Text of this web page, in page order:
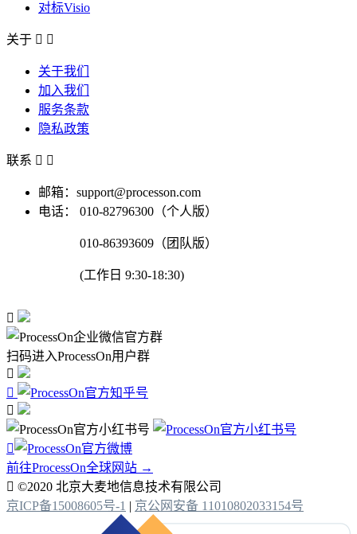
对标Visio
关于  
关于我们
加入我们
服务条款
隐私政策
联系  
邮箱：support@processon.com
电话：
010-82796300（个人版）
010-86393609（团队版）
(工作日 9:30-18:30)

扫码进入ProcessOn用户群




前往ProcessOn全球网站 →
 ©2020 北京大麦地信息技术有限公司
京ICP备15008605号-1 | 京公网安备 11010802033154号